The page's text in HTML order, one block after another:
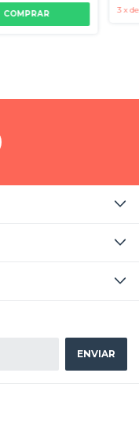
COMPRAR 3 x